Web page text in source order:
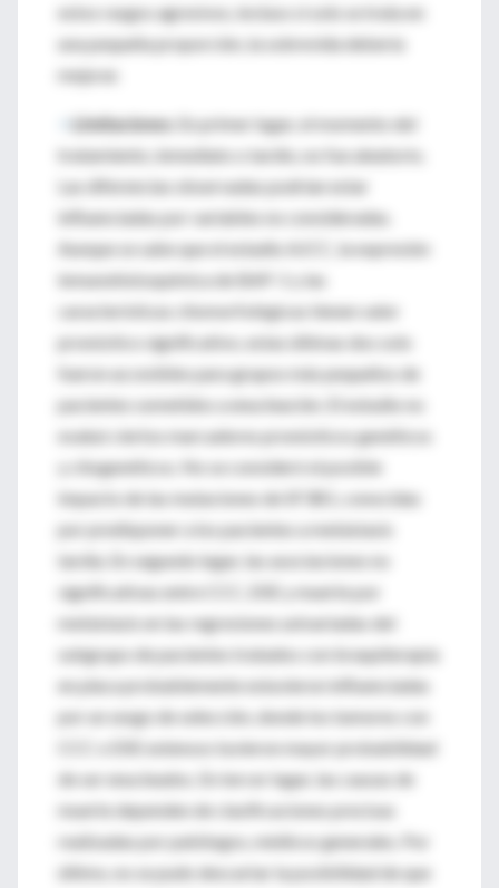
estos rasgos agresivos, incluso si solo se trata en
una pequeña proporción, la sobrevida debería
mejorar.
Limitaciones.
En primer lugar, el momento del
tratamiento, inmediato o tardío, no fue aleatorio.
Las diferencias observadas podrían estar
influenciadas por variables no consideradas.
Aunque se sabe que el estadio AJCC, la expresión
inmunohistoquímica de BAP-1 y las
características citomorfológicas tienen valor
pronóstico significativo, estas últimas dos solo
fueron accesibles para grupos más pequeños de
pacientes sometidos a enucleación. El estudio no
evaluó ciertos marcadores pronósticos genéticos
y citogenéticos. No se consideró el posible
impacto de las mutaciones de SF3B1, conocidas
por predisponer a los pacientes a metástasis
tardía. En segundo lugar, las asociaciones no
significativas entre CCC, EXE y muerte por
metástasis en las regresiones univariadas del
subgrupo de pacientes tratados con braquiterapia
en placa probablemente estuvieron influenciadas
por un sesgo de selección, donde los tumores con
CCC o EXE extensos tuvieron mayor probabilidad
de ser enucleados. En tercer lugar, las causas de
muerte dependen de clasificaciones precisas
realizadas por patólogos, médicos generales. Por
último, no se pudo descartar la posibilidad de que